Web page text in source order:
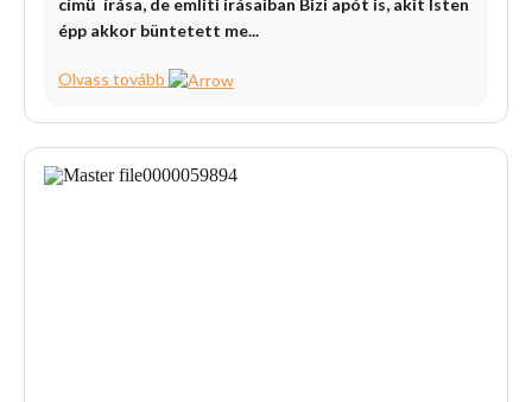
című írása, de említi írásaiban Bizi apót is, akit Isten
épp akkor büntetett me...
Olvass tovább